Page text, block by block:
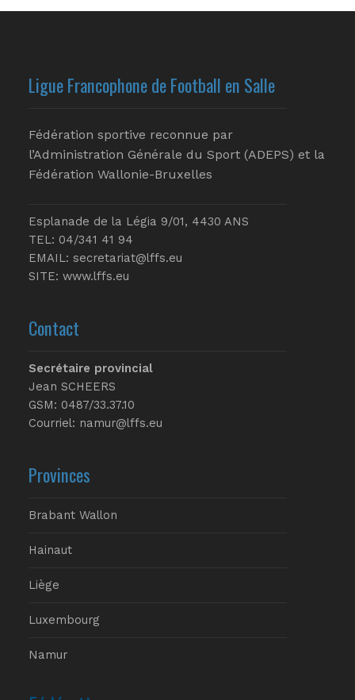
Ligue Francophone de Football en Salle
Fédération sportive reconnue par
l’Administration Générale du Sport (ADEPS) et la
Fédération Wallonie-Bruxelles
Esplanade de la Légia 9/01, 4430 ANS
TEL: 04/341 41 94
EMAIL: secretariat@lffs.eu
SITE: www.lffs.eu
Contact
Secrétaire provincial
Jean SCHEERS
GSM: 0487/33.37.10
Courriel: namur@lffs.eu
Provinces
Brabant Wallon
Hainaut
Liège
Luxembourg
Namur